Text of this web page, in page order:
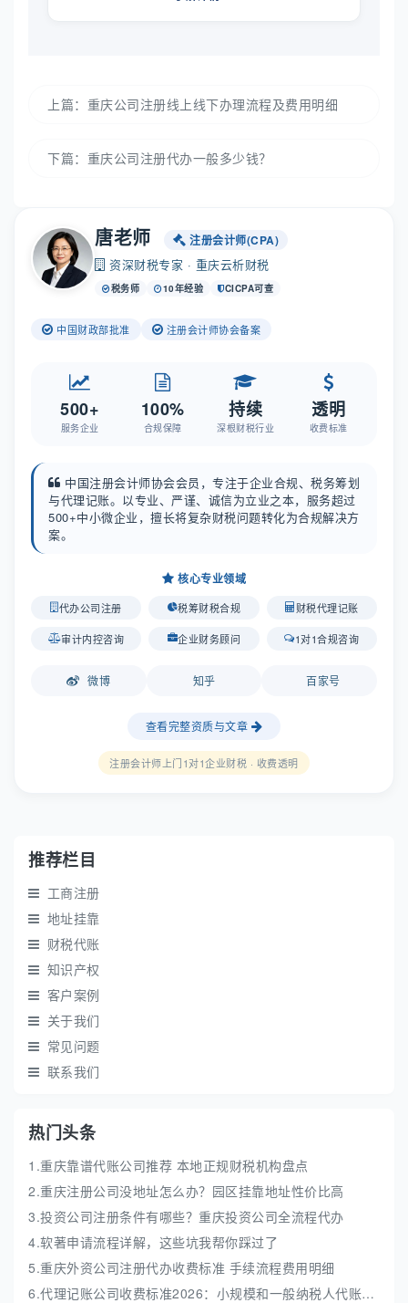
上篇： 重庆公司注册线上线下办理流程及费用明细
下篇： 重庆公司注册代办一般多少钱？
唐老师 注册会计师(CPA)
资深财税专家 · 重庆云析财税
税务师 10年经验 CICPA可查
中国财政部批准 注册会计师协会备案
500+
服务企业
100%
合规保障
持续
深根财税行业
透明
收费标准
中国注册会计师协会会员，专注于企业合规、税务筹划
与代理记账。以专业、严谨、诚信为立业之本，服务超过
500+中小微企业，擅长将复杂财税问题转化为合规解决方
案。
核心专业领域
代办公司注册 税筹财税合规 财税代理记账
审计内控咨询 企业财务顾问 1对1合规咨询
微博 知乎 百家号
查看完整资质与文章
注册会计师上门1对1企业财税 · 收费透明
推荐栏目
工商注册
地址挂靠
财税代账
知识产权
客户案例
关于我们
常见问题
联系我们
热门头条
1.重庆靠谱代账公司推荐 本地正规财税机构盘点
2.重庆注册公司没地址怎么办？园区挂靠地址性价比高
3.投资公司注册条件有哪些？重庆投资公司全流程代办
4.软著申请流程详解，这些坑我帮你踩过了
5.重庆外资公司注册代办收费标准 手续流程费用明细
6.代理记账公司收费标准2026：小规模和一般纳税人代账费解析